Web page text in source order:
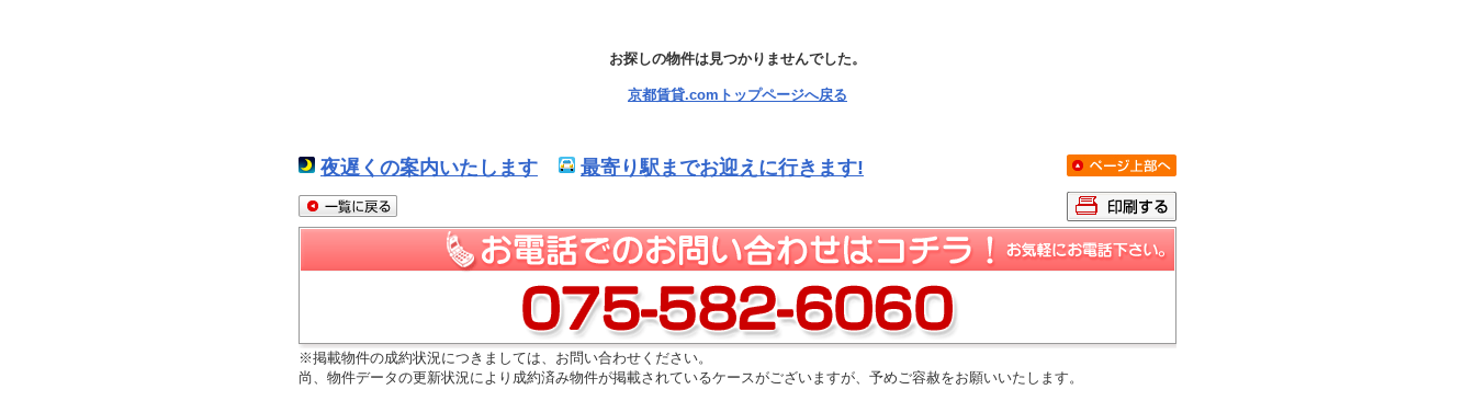
お探しの物件は見つかりませんでした。
京都賃貸.comトップページへ戻る
夜遅くの案内いたします 最寄り駅までお迎えに行きます!
※掲載物件の成約状況につきましては、お問い合わせください。
尚、物件データの更新状況により成約済み物件が掲載されているケースがございますが、予めご容赦をお願いいたします。